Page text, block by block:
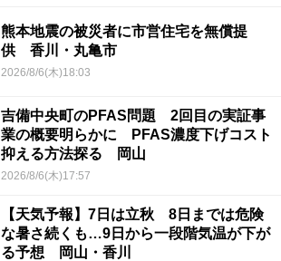
熊本地震の被災者に市営住宅を無償提
供 香川・丸亀市
2026/8/6(木)18:03
吉備中央町のPFAS問題 2回目の実証事
業の概要明らかに PFAS濃度下げコスト
抑える方法探る 岡山
2026/8/6(木)17:57
【天気予報】7日は立秋 8日までは危険
な暑さ続くも…9日から一段階気温が下が
る予想 岡山・香川